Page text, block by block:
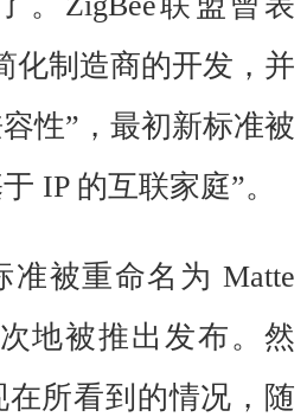
化制造商的开发，并
性”，最初新标准被
IP 的互联家庭”。
准被重命名为 Matte
地被推出发布。然
在所看到的情况，随